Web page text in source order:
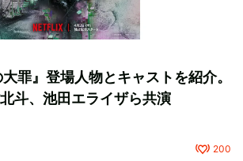
罪』登場人物とキャストを紹介。
斗、池田エライザら共演
200